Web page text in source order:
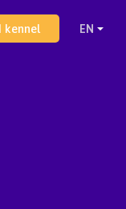
kennel